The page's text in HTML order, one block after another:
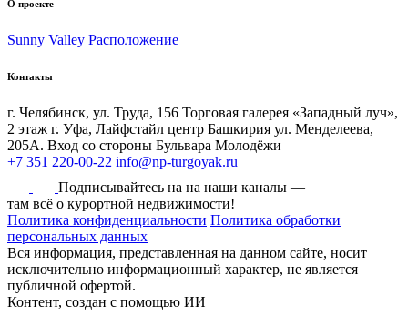
О проекте
Sunny Valley Расположение
Контакты
г. Челябинск, ул. Труда, 156 Торговая галерея «Западный луч»,
2 этаж г. Уфа, Лайфстайл центр Башкирия ул. Менделеева,
205А. Вход со стороны Бульвара Молодёжи
+7 351 220-00-22 info@np-turgoyak.ru
Подписывайтесь на на наши каналы —
там всё о курортной недвижимости!
Политика конфиденциальности Политика обработки
персональных данных
Вся информация, представленная на данном сайте, носит
исключительно информационный характер, не является
публичной офертой.
Контент, создан с помощью ИИ